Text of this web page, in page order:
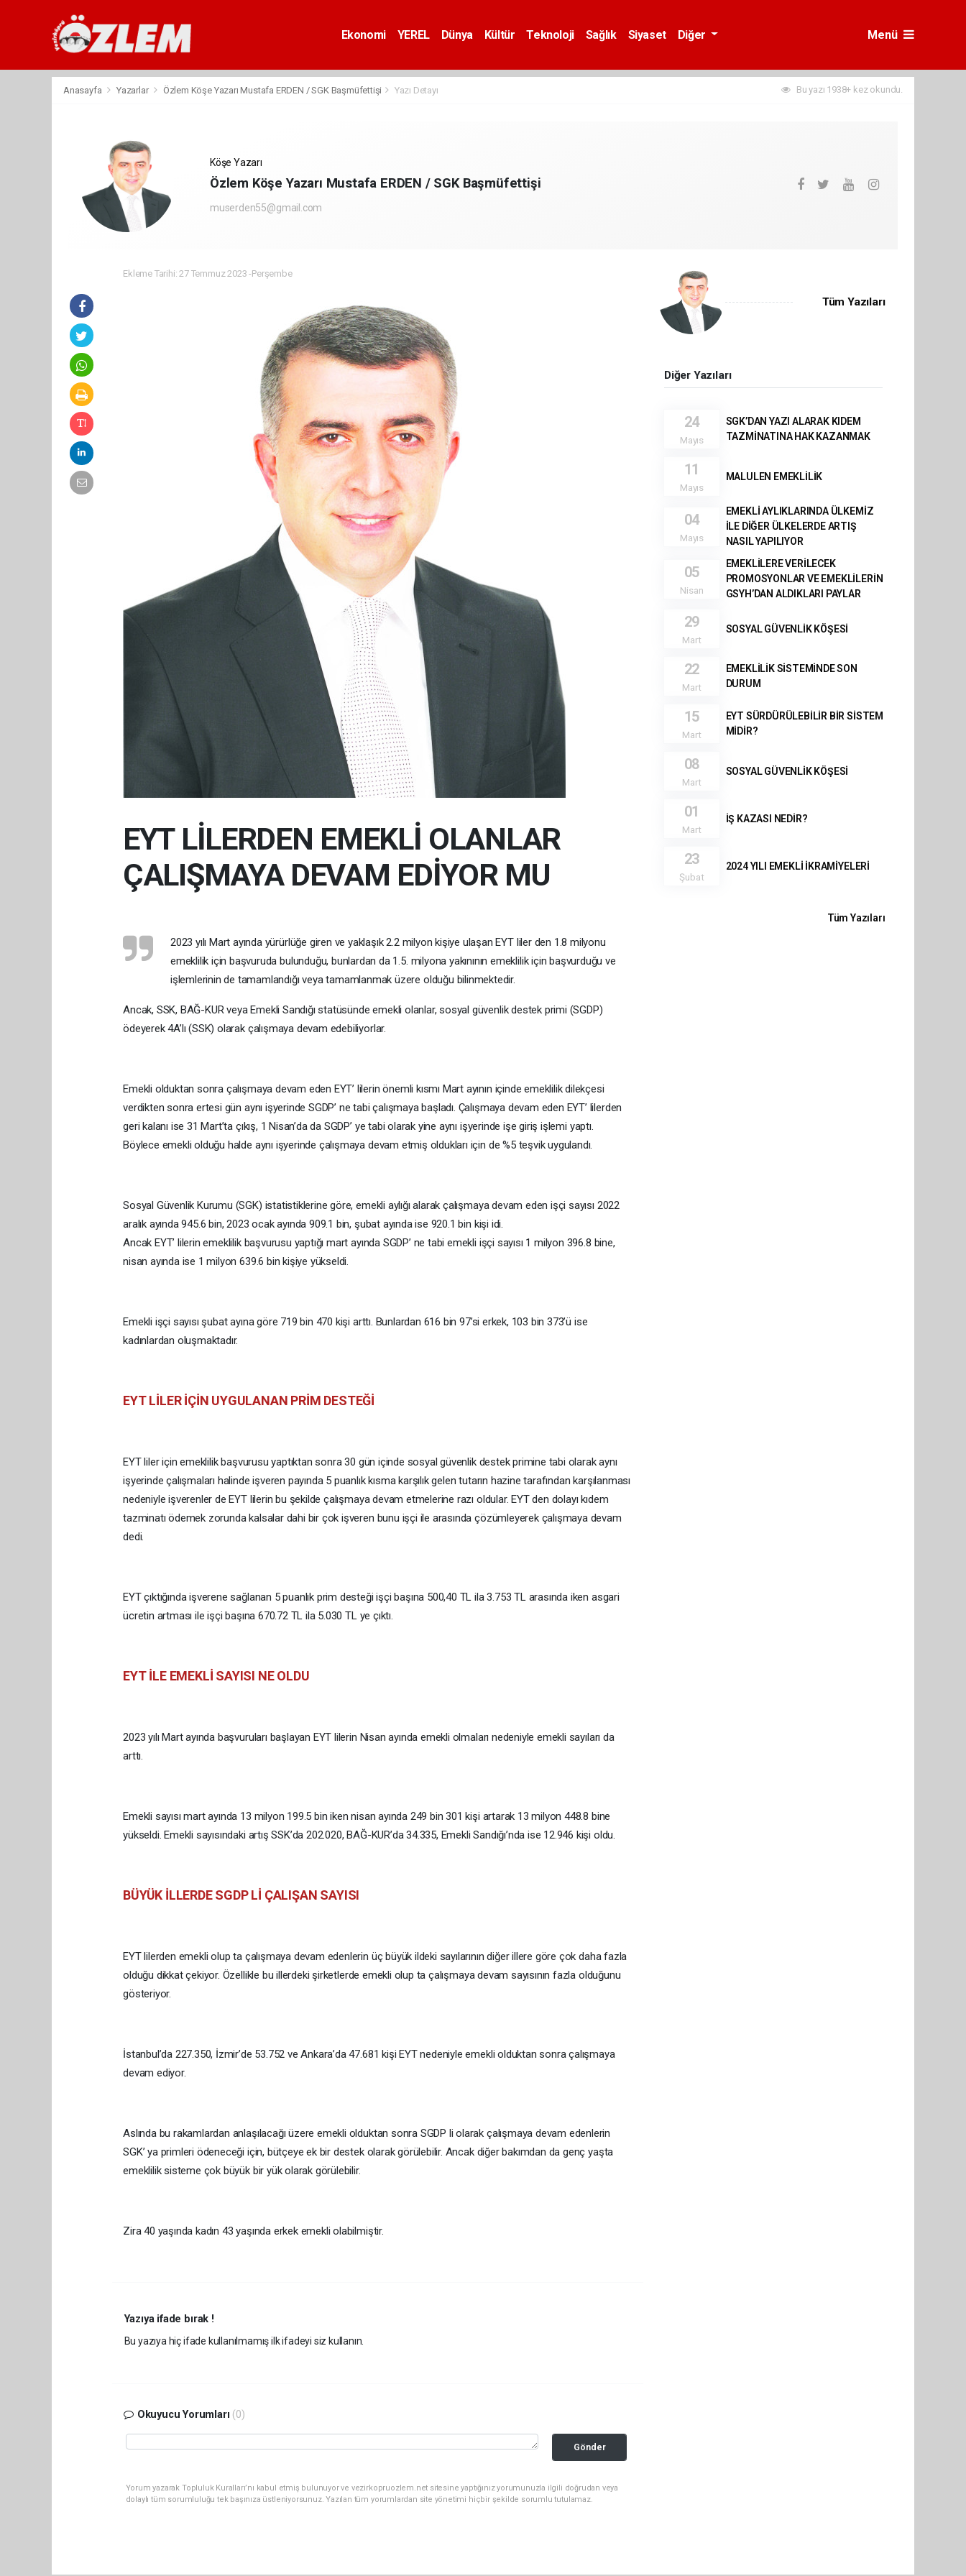
Ekonomi YEREL Dünya Kültür Teknoloji Sağlık Siyaset Diğer Menü
Anasayfa Yazarlar Özlem Köşe Yazarı Mustafa ERDEN / SGK Başmüfettişi Yazı Detayı Bu yazı 1938+ kez okundu.
Köşe Yazarı
Özlem Köşe Yazarı Mustafa ERDEN / SGK Başmüfettişi
muserden55@gmail.com
Ekleme Tarihi: 27 Temmuz 2023 -Perşembe
EYT LİLERDEN EMEKLİ OLANLAR
ÇALIŞMAYA DEVAM EDİYOR MU
2023 yılı Mart ayında yürürlüğe giren ve yaklaşık 2.2 milyon kişiye ulaşan EYT liler den 1.8 milyonu
emeklilik için başvuruda bulunduğu, bunlardan da 1.5. milyona yakınının emeklilik için başvurduğu ve
işlemlerinin de tamamlandığı veya tamamlanmak üzere olduğu bilinmektedir.
Ancak, SSK, BAĞ-KUR veya Emekli Sandığı statüsünde emekli olanlar, sosyal güvenlik destek primi (SGDP)
ödeyerek 4A’lı (SSK) olarak çalışmaya devam edebiliyorlar.
Emekli olduktan sonra çalışmaya devam eden EYT’ lilerin önemli kısmı Mart ayının içinde emeklilik dilekçesi
verdikten sonra ertesi gün aynı işyerinde SGDP’ ne tabi çalışmaya başladı. Çalışmaya devam eden EYT’ lilerden
geri kalanı ise 31 Mart’ta çıkış, 1 Nisan’da da SGDP’ ye tabi olarak yine aynı işyerinde işe giriş işlemi yaptı.
Böylece emekli olduğu halde aynı işyerinde çalışmaya devam etmiş oldukları için de %5 teşvik uygulandı.
Sosyal Güvenlik Kurumu (SGK) istatistiklerine göre, emekli aylığı alarak çalışmaya devam eden işçi sayısı 2022
aralık ayında 945.6 bin, 2023 ocak ayında 909.1 bin, şubat ayında ise 920.1 bin kişi idi.
Ancak EYT’ lilerin emeklilik başvurusu yaptığı mart ayında SGDP’ ne tabi emekli işçi sayısı 1 milyon 396.8 bine,
nisan ayında ise 1 milyon 639.6 bin kişiye yükseldi.
Emekli işçi sayısı şubat ayına göre 719 bin 470 kişi arttı. Bunlardan 616 bin 97’si erkek, 103 bin 373’ü ise
kadınlardan oluşmaktadır.
EYT LİLER İÇİN UYGULANAN PRİM DESTEĞİ
EYT liler için emeklilik başvurusu yaptıktan sonra 30 gün içinde sosyal güvenlik destek primine tabi olarak aynı
işyerinde çalışmaları halinde işveren payında 5 puanlık kısma karşılık gelen tutarın hazine tarafından karşılanması
nedeniyle işverenler de EYT lilerin bu şekilde çalışmaya devam etmelerine razı oldular. EYT den dolayı kıdem
tazminatı ödemek zorunda kalsalar dahi bir çok işveren bunu işçi ile arasında çözümleyerek çalışmaya devam
dedi.
EYT çıktığında işverene sağlanan 5 puanlık prim desteği işçi başına 500,40 TL ila 3.753 TL arasında iken asgari
ücretin artması ile işçi başına 670.72 TL ila 5.030 TL ye çıktı.
EYT İLE EMEKLİ SAYISI NE OLDU
2023 yılı Mart ayında başvuruları başlayan EYT lilerin Nisan ayında emekli olmaları nedeniyle emekli sayıları da
arttı.
Emekli sayısı mart ayında 13 milyon 199.5 bin iken nisan ayında 249 bin 301 kişi artarak 13 milyon 448.8 bine
yükseldi. Emekli sayısındaki artış SSK’da 202.020, BAĞ-KUR’da 34.335, Emekli Sandığı’nda ise 12.946 kişi oldu.
BÜYÜK İLLERDE SGDP Lİ ÇALIŞAN SAYISI
EYT lilerden emekli olup ta çalışmaya devam edenlerin üç büyük ildeki sayılarının diğer illere göre çok daha fazla
olduğu dikkat çekiyor. Özellikle bu illerdeki şirketlerde emekli olup ta çalışmaya devam sayısının fazla olduğunu
gösteriyor.
İstanbul’da 227.350, İzmir’de 53.752 ve Ankara’da 47.681 kişi EYT nedeniyle emekli olduktan sonra çalışmaya
devam ediyor.
Aslında bu rakamlardan anlaşılacağı üzere emekli olduktan sonra SGDP li olarak çalışmaya devam edenlerin
SGK’ ya primleri ödeneceği için, bütçeye ek bir destek olarak görülebilir. Ancak diğer bakımdan da genç yaşta
emeklilik sisteme çok büyük bir yük olarak görülebilir.
Zira 40 yaşında kadın 43 yaşında erkek emekli olabilmiştir.
Yazıya ifade bırak !
Bu yazıya hiç ifade kullanılmamış ilk ifadeyi siz kullanın.
Okuyucu Yorumları (0)
Gönder
Yorum yazarak Topluluk Kuralları’nı kabul etmiş bulunuyor ve vezirkopruozlem.net sitesine yaptığınız yorumunuzla ilgili doğrudan veya
dolaylı tüm sorumluluğu tek başınıza üstleniyorsunuz. Yazılan tüm yorumlardan site yönetimi hiçbir şekilde sorumlu tutulamaz.
Tüm Yazıları
Diğer Yazıları
24
Mayıs
SGK’DAN YAZI ALARAK KIDEM
TAZMİNATINA HAK KAZANMAK
11
Mayıs
MALULEN EMEKLİLİK
04
Mayıs
EMEKLİ AYLIKLARINDA ÜLKEMİZ
İLE DİĞER ÜLKELERDE ARTIŞ
NASIL YAPILIYOR
05
Nisan
EMEKLİLERE VERİLECEK
PROMOSYONLAR VE EMEKLİLERİN
GSYH’DAN ALDIKLARI PAYLAR
29
Mart
SOSYAL GÜVENLİK KÖŞESİ
22
Mart
EMEKLİLİK SİSTEMİNDE SON
DURUM
15
Mart
EYT SÜRDÜRÜLEBİLİR BİR SİSTEM
MİDİR?
08
Mart
SOSYAL GÜVENLİK KÖŞESİ
01
Mart
İŞ KAZASI NEDİR?
23
Şubat
2024 YILI EMEKLİ İKRAMİYELERİ
Tüm Yazıları